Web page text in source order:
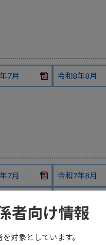
者向け情報
対象としています。
7月 令和8年8月
7月 令和7年8月